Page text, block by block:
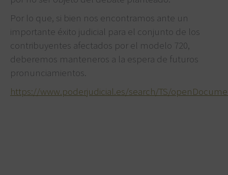
Por lo que, si bien nos encontramos ante un
importante éxito judicial para el conjunto de los
contribuyentes afectados por el modelo 720,
deberemos manteneros a la espera de futuros
pronunciamientos.
https://www.poderjudicial.es/search/TS/